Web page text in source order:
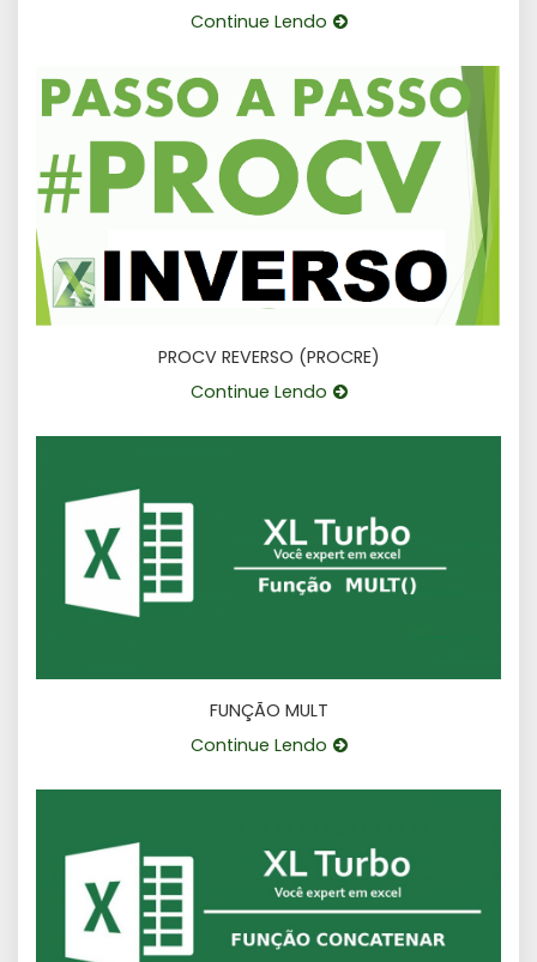
Continue Lendo
PROCV REVERSO (PROCRE)
Continue Lendo
FUNÇÃO MULT
Continue Lendo